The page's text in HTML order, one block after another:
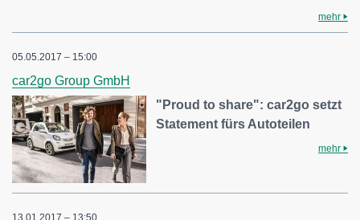
mehr
05.05.2017 – 15:00
car2go Group GmbH
"Proud to share": car2go setzt
Statement fürs Autoteilen
mehr
13.01.2017 – 13:50